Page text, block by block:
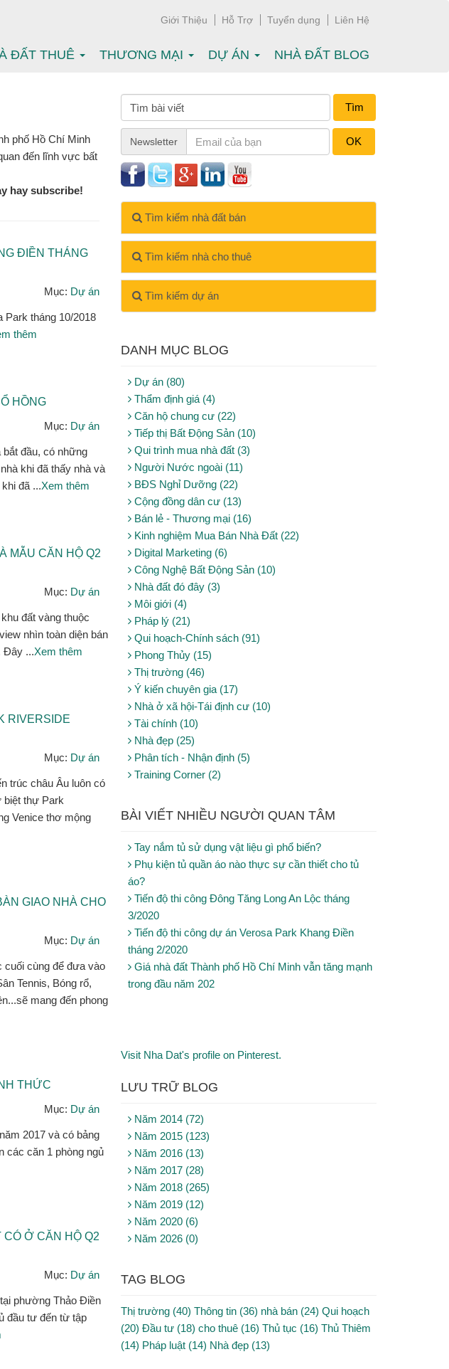
Giới Thiệu Hỗ Trợ Tuyển dụng Liên Hệ
ĐẤT THUÊ THƯƠNG MẠI DỰ ÁN NHÀ ĐẤT BLOG
phố Hồ Chí Minh
đến lĩnh vực bất
hay subscribe!
ĐIỀN THÁNG
Mục: Dự án
Park tháng 10/2018
thêm
HỒNG
Mục: Dự án
đầu, có những
khi đã thấy nhà và
đã ...Xem thêm
MẪU CĂN HỘ Q2
Mục: Dự án
đất vàng thuộc
nhìn toàn diện bán
Đây ...Xem thêm
RIVERSIDE
Mục: Dự án
trúc châu Âu luôn có
biệt thự Park
Venice thơ mộng
GIAO NHÀ CHO
Mục: Dự án
cuối cùng để đưa vào
Tennis, Bóng rổ,
mang đến phong
THỨC
Mục: Dự án
2017 và có bảng
các căn 1 phòng ngủ
CÓ Ở CĂN HỘ Q2
Mục: Dự án
phường Thảo Điền
đầu tư đến từ tập
Tìm
Newsletter OK
Tìm kiếm nhà đất bán
Tìm kiếm nhà cho thuê
Tìm kiếm dự án
DANH MỤC BLOG
Dự án (80)
Thẩm định giá (4)
Căn hộ chung cư (22)
Tiếp thị Bất Động Sản (10)
Qui trình mua nhà đất (3)
Người Nước ngoài (11)
BĐS Nghỉ Dưỡng (22)
Cộng đồng dân cư (13)
Bán lẻ - Thương mại (16)
Kinh nghiệm Mua Bán Nhà Đất (22)
Digital Marketing (6)
Công Nghệ Bất Động Sản (10)
Nhà đất đó đây (3)
Môi giới (4)
Pháp lý (21)
Qui hoạch-Chính sách (91)
Phong Thủy (15)
Thị trường (46)
Ý kiến chuyên gia (17)
Nhà ở xã hội-Tái định cư (10)
Tài chính (10)
Nhà đẹp (25)
Phân tích - Nhận định (5)
Training Corner (2)
BÀI VIẾT NHIỀU NGƯỜI QUAN TÂM
Tay nắm tủ sử dụng vật liệu gì phổ biến?
Phụ kiện tủ quần áo nào thực sự cần thiết cho tủ
áo?
Tiến độ thi công Đông Tăng Long An Lộc tháng
3/2020
Tiến độ thi công dự án Verosa Park Khang Điền
tháng 2/2020
Giá nhà đất Thành phố Hồ Chí Minh vẫn tăng mạnh
trong đầu năm 202
Visit Nha Dat's profile on Pinterest.
LƯU TRỮ BLOG
Năm 2014 (72)
Năm 2015 (123)
Năm 2016 (13)
Năm 2017 (28)
Năm 2018 (265)
Năm 2019 (12)
Năm 2020 (6)
Năm 2026 (0)
TAG BLOG
Thị trường (40) Thông tin (36) nhà bán (24) Qui hoạch
(20) Đầu tư (18) cho thuê (16) Thủ tục (16) Thủ Thiêm
(14) Pháp luật (14) Nhà đẹp (13)